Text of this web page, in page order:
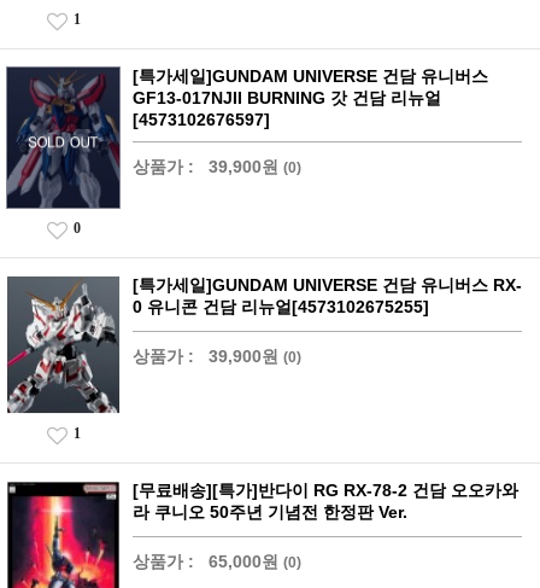
1
[특가세일]GUNDAM UNIVERSE 건담 유니버스
GF13-017NJII BURNING 갓 건담 리뉴얼
[4573102676597]
상품가 : 39,900원 (0)
0
[특가세일]GUNDAM UNIVERSE 건담 유니버스 RX-
0 유니콘 건담 리뉴얼[4573102675255]
상품가 : 39,900원 (0)
1
[무료배송][특가]반다이 RG RX-78-2 건담 오오카와
라 쿠니오 50주년 기념전 한정판 Ver.
상품가 : 65,000원 (0)